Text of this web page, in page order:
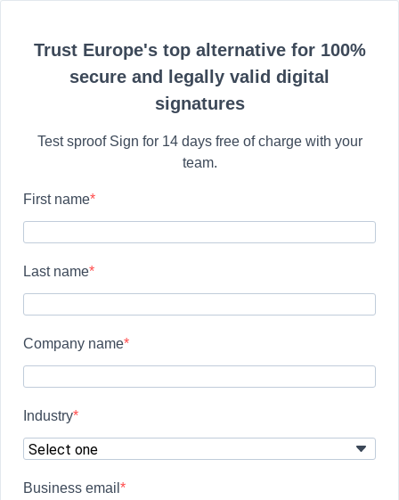
Trust Europe's top alternative for 100%
secure and legally valid digital
signatures
Test sproof Sign for 14 days free of charge with your
team.
First name
Last name
Company name
Industry
Business email